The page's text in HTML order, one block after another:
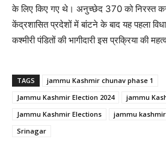
के लिए किए गए थे। अनुच्छेद 370 को निरस्त
केंद्रशासित प्रदेशों में बांटने के बाद यह पहला
कश्मीरी पंडितों की भागीदारी इस प्रक्रिया की
TAGS
jammu Kashmir chunav phase 1
Jammu Kashmir Election 2024
jammu
Jammu Kashmir Elections
jammu
Srinagar